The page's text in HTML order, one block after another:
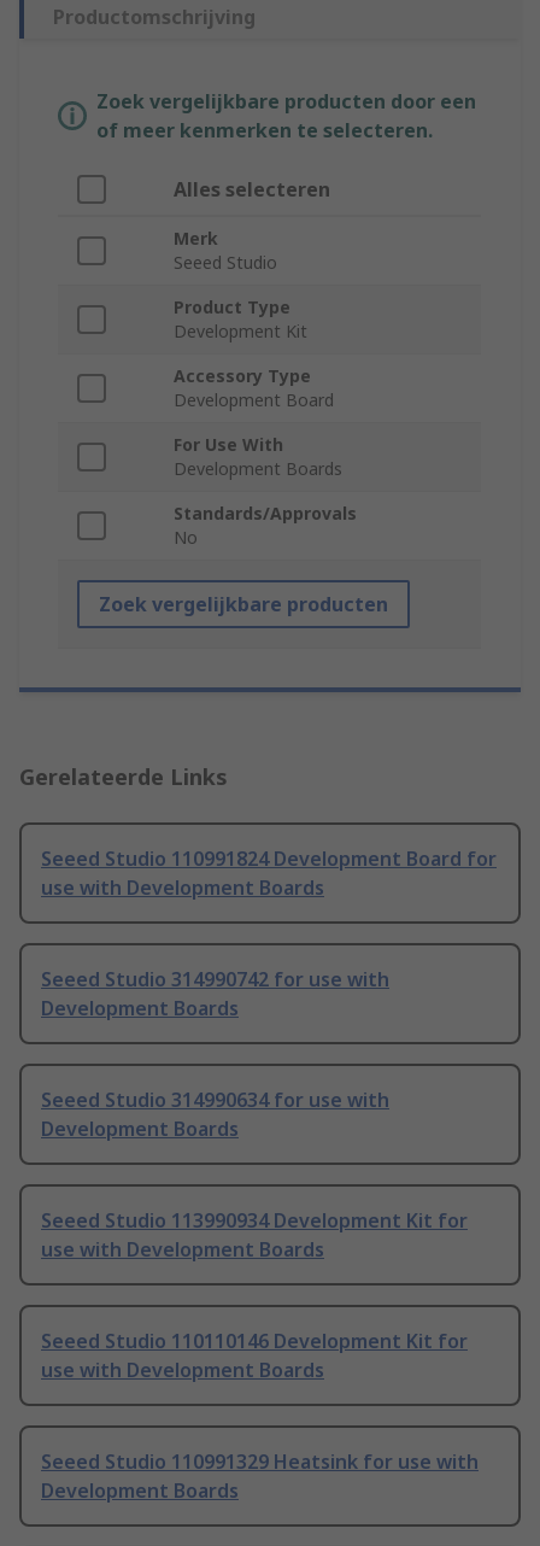
Productomschrijving
Zoek vergelijkbare producten door een
of meer kenmerken te selecteren.
Alles selecteren
Merk
Seeed Studio
Product Type
Development Kit
Accessory Type
Development Board
For Use With
Development Boards
Standards/Approvals
No
Zoek vergelijkbare producten
Gerelateerde Links
Seeed Studio 110991824 Development Board for
use with Development Boards
Seeed Studio 314990742 for use with
Development Boards
Seeed Studio 314990634 for use with
Development Boards
Seeed Studio 113990934 Development Kit for
use with Development Boards
Seeed Studio 110110146 Development Kit for
use with Development Boards
Seeed Studio 110991329 Heatsink for use with
Development Boards